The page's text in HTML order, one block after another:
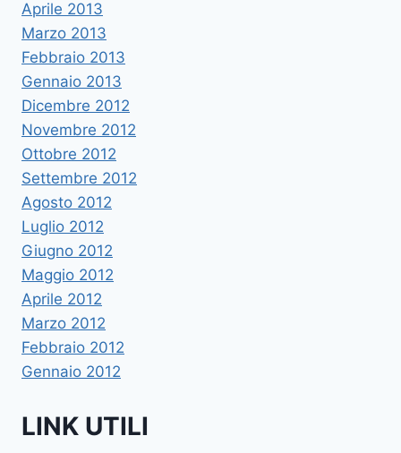
Aprile 2013
Marzo 2013
Febbraio 2013
Gennaio 2013
Dicembre 2012
Novembre 2012
Ottobre 2012
Settembre 2012
Agosto 2012
Luglio 2012
Giugno 2012
Maggio 2012
Aprile 2012
Marzo 2012
Febbraio 2012
Gennaio 2012
LINK UTILI